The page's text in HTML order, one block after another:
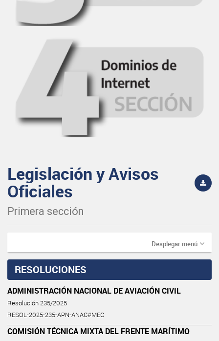
Legislación y Avisos
Oficiales
Primera sección
Desplegar menú
RESOLUCIONES
ADMINISTRACIÓN NACIONAL DE AVIACIÓN CIVIL
Resolución 235/2025
RESOL-2025-235-APN-ANAC#MEC
COMISIÓN TÉCNICA MIXTA DEL FRENTE MARÍTIMO